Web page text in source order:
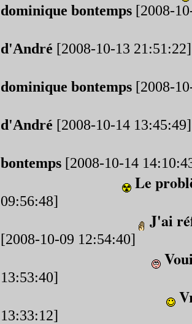
dominique bontemps[2008-
d'André [2008-10-13 21:51:22]
dominique bontemps[2008-
d'André [2008-10-14 13:45:49]
bontemps[2008-10-14
Le
09:56:48]
J'ai
[2008-10-09 12:54:40]
13:53:40]
13:33:12]